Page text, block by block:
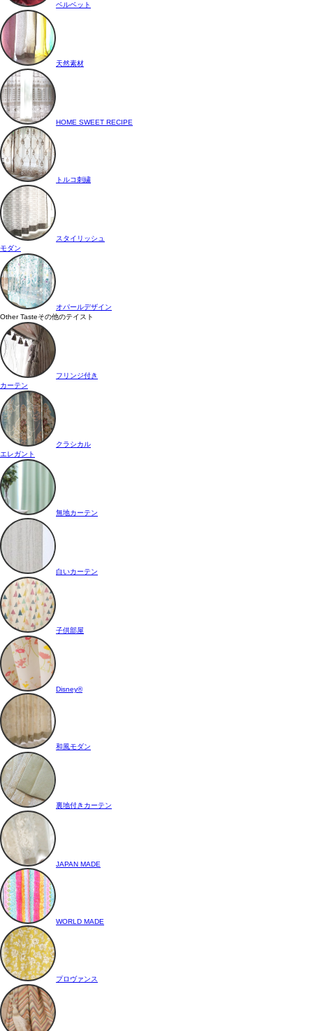
ベルベット
天然素材
HOME SWEET RECIPE
トルコ刺繍
スタイリッシュ
モダン
オパールデザイン
Other Tasteその他のテイスト
フリンジ付き
カーテン
クラシカル
エレガント
無地カーテン
白いカーテン
子供部屋
Disney®
和風モダン
裏地付きカーテン
JAPAN MADE
WORLD MADE
プロヴァンス